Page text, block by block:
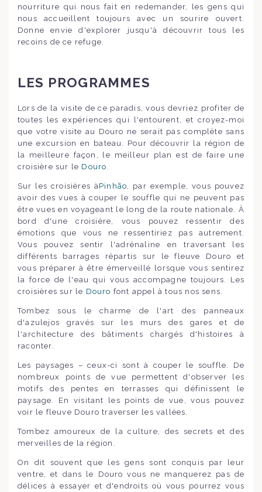
nourriture qui nous fait en redemander, les gens qui
nous accueillent toujours avec un sourire ouvert.
Donne envie d'explorer jusqu'à découvrir tous les
recoins de ce refuge.
LES PROGRAMMES
Lors de la visite de ce paradis, vous devriez profiter de
toutes les expériences qui l'entourent, et croyez-moi
que votre visite au Douro ne serait pas complète sans
une excursion en bateau. Pour découvrir la région de
la meilleure façon, le meilleur plan est de faire une
croisière sur le Douro
Sur les croisières à Pinhão , par exemple, vous pouvez
avoir des vues à couper le souffle qui ne peuvent pas
être vues en voyageant le long de la route nationale. À
bord d'une croisière, vous pouvez ressentir des
émotions que vous ne ressentiriez pas autrement.
Vous pouvez sentir l'adrénaline en traversant les
différents barrages répartis sur le fleuve Douro et
vous préparer à être émerveillé lorsque vous sentirez
la force de l'eau qui vous accompagne toujours. Les
croisières sur le Douro font appel à tous nos sens.
Tombez sous le charme de l'art des panneaux
d'azulejos gravés sur les murs des gares et de
l'architecture des bâtiments chargés d'histoires à
raconter.
Les paysages – ceux-ci sont à couper le souffle. De
nombreux points de vue permettent d'observer les
motifs des pentes en terrasses qui définissent le
paysage. En visitant les points de vue, vous pouvez
voir le fleuve Douro traverser les vallées.
Tombez amoureux de la culture, des secrets et des
merveilles de la région.
On dit souvent que les gens sont conquis par leur
ventre, et dans le Douro vous ne manquerez pas de
délices à essayer et d'endroits où vous pourrez vous